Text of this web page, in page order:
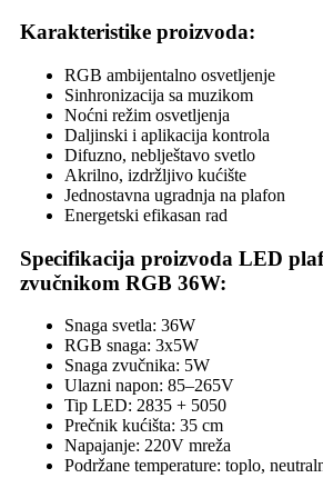
Karakteristike proizvoda:
RGB ambijentalno osvetljenje
Sinhronizacija sa muzikom
Noćni režim osvetljenja
Daljinski i aplikacija kontrola
Difuzno, neblještavo svetlo
Akrilno, izdržljivo kućište
Jednostavna ugradnja na plafon
Energetski efikasan rad
Specifikacija proizvoda LED
zvučnikom RGB 36W:
Snaga svetla: 36W
RGB snaga: 3x5W
Snaga zvučnika: 5W
Ulazni napon: 85–265V
Tip LED: 2835 + 5050
Prečnik kućišta: 35 cm
Napajanje: 220V mreža
Podržane temperature: toplo,